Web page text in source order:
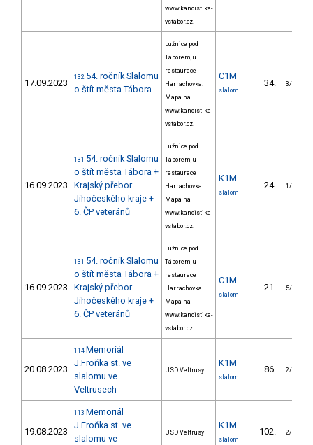
www.kanoistika-
vstabor.cz.
17.09.2023
132 54. ročník Slalomu
o štít města Tábora
Lužnice pod
Táborem, u
restaurace
Harrachovka.
Mapa na
www.kanoistika-
vstabor.cz.
C1M
slalom
34. 3/VS
16.09.2023
131 54. ročník Slalomu
o štít města Tábora +
Krajský přebor
Jihočeského kraje +
6. ČP veteránů
Lužnice pod
Táborem, u
restaurace
Harrachovka.
Mapa na
www.kanoistika-
vstabor.cz.
K1M
slalom
24. 1/VS
16.09.2023
131 54. ročník Slalomu
o štít města Tábora +
Krajský přebor
Jihočeského kraje +
6. ČP veteránů
Lužnice pod
Táborem, u
restaurace
Harrachovka.
Mapa na
www.kanoistika-
vstabor.cz.
C1M
slalom
21. 5/VS
20.08.2023
114 Memoriál
J.Froňka st. ve
slalomu ve
Veltrusech
USD Veltrusy
K1M
slalom
86. 2/VS
19.08.2023
113 Memoriál
J.Froňka st. ve
slalomu ve
USD Veltrusy
K1M
slalom
102. 2/VS